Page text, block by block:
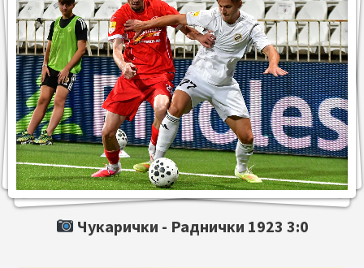
Чукарички - Раднички 1923 3:0